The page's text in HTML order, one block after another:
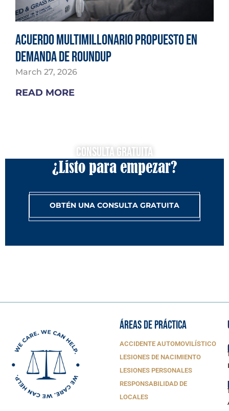
Acuerdo multimillonario propuesto en
demanda de Roundup
March 27, 2026
READ MORE
Consulta Gratuita
¿Listo para empezar?
OBTÉN UNA CONSULTA GRATUITA
ÁREAS DE PRÁCTICA
ACCIDENTE AUTOMOVILÍSTICO
LESIONES DE NACIMIENTO
LESIONES PERSONALES
RESPONSABILIDAD DE
LOCALES